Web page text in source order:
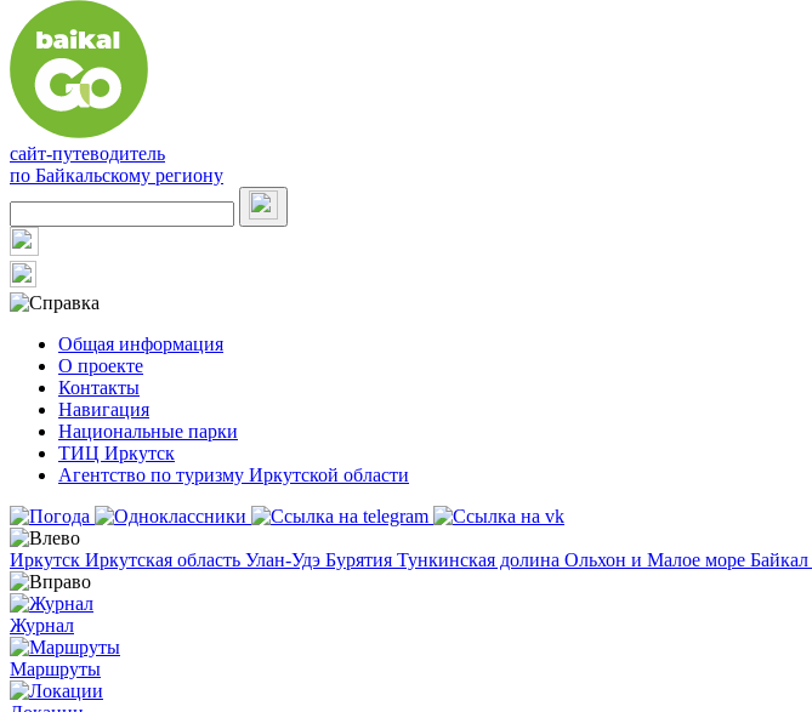
сайт-путеводитель
по Байкальскому региону
Общая информация
О проекте
Контакты
Навигация
Национальные парки
ТИЦ Иркутск
Агентство по туризму Иркутской области
Иркутск Иркутская область Улан-Удэ Бурятия Тункинская долина Ольхон и Малое море Байкал
Журнал
Маршруты